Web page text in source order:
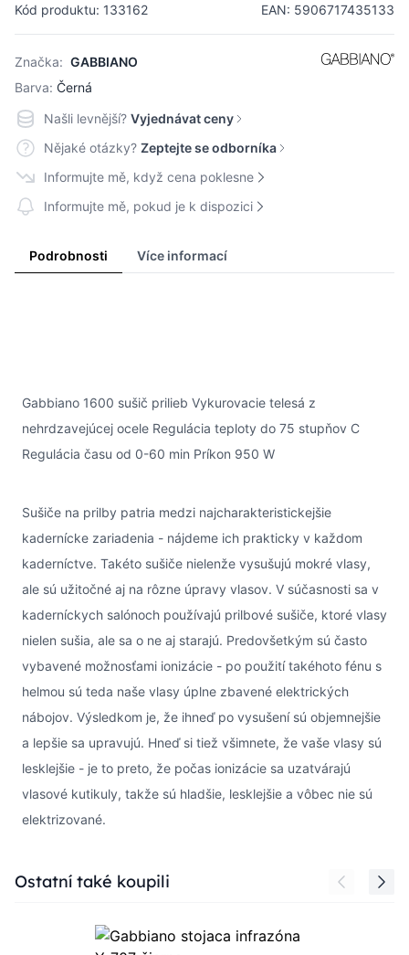
Kód produktu: 133162 EAN: 5906717435133
Značka: GABBIANO
Barva: Černá
Našli levnější? Vyjednávat ceny
Nějaké otázky? Zeptejte se odborníka
Informujte mě, když cena poklesne
Informujte mě, pokud je k dispozici
Podrobnosti Více informací
Gabbiano 1600 sušič prilieb Vykurovacie telesá z
nehrdzavejúcej ocele Regulácia teploty do 75 stupňov C
Regulácia času od 0-60 min Príkon 950 W
Sušiče na prilby patria medzi najcharakteristickejšie
kadernícke zariadenia - nájdeme ich prakticky v každom
kaderníctve. Takéto sušiče nielenže vysušujú mokré vlasy,
ale sú užitočné aj na rôzne úpravy vlasov. V súčasnosti sa v
kaderníckych salónoch používajú prilbové sušiče, ktoré vlasy
nielen sušia, ale sa o ne aj starajú. Predovšetkým sú často
vybavené možnosťami ionizácie - po použití takéhoto fénu s
helmou sú teda naše vlasy úplne zbavené elektrických
nábojov. Výsledkom je, že ihneď po vysušení sú objemnejšie
a lepšie sa upravujú. Hneď si tiež všimnete, že vaše vlasy sú
lesklejšie - je to preto, že počas ionizácie sa uzatvárajú
vlasové kutikuly, takže sú hladšie, lesklejšie a vôbec nie sú
elektrizované.
Press to skip carousel
Ostatní také koupili